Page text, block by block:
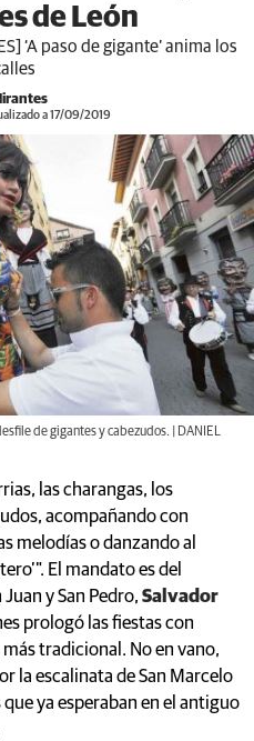
de León
‘A paso de gigante’ anima los
a 17/09/2019
de gigantes y cabezudos. | DANIEL
las charangas, los
acompañando con
melodías o danzando al
El mandato es del
y San Pedro, Salvador
prologó las fiestas con
tradicional. No en vano,
la escalinata de San Marcelo
ya esperaban en el antiguo